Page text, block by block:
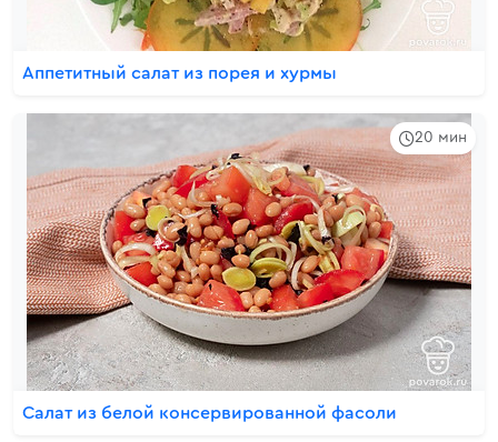
Аппетитный салат из порея и хурмы
20 мин
Салат из белой консервированной фасоли